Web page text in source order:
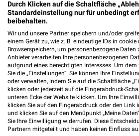
7 km
Durch Klicken auf die Schaltfläche
Standardeinstellung nur für unbedingt
beibehalten.
Wir und unsere Partner speichern und/oder
einem Gerät zu, wie z. B. eindeutige IDs in cookie
Browserspeichern, um personenbezogene Daten
Anbieter verarbeiten Ihre personenbezogenen
aufgrund eines berechtigten Interesses. Um
Sie die „Einstellungen“. Sie können Ihre
oder verwalten, indem Sie auf die Schaltfläche
klicken oder jederzeit auf die Fingerabdruck-
unteren Ecke der Website klicken. Um Ihre
klicken Sie auf den Fingerabdruck oder den Link
und klicken Sie auf den Menüpunkt „Meine
Sie Ihre Einwilligung widerrufen. Diese
Partnern mitgeteilt und haben keinen Einfluss